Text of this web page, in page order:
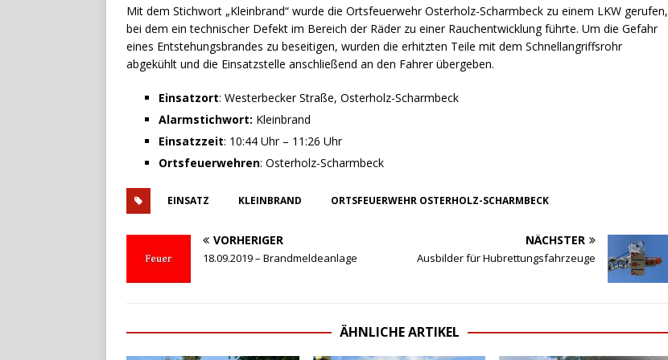
Mit dem Stichwort „Kleinbrand“ wurde die Ortsfeuerwehr Osterholz-Scharmbeck zu einem LKW gerufen,
bei dem ein technischer Defekt im Bereich der Räder zu einer Rauchentwicklung führte. Um die Gefahr
eines Entstehungsbrandes zu beseitigen, wurden die erhitzten Teile mit dem Schnellangriffsrohr
abgekühlt und die Einsatzstelle anschließend an den Fahrer übergeben.
Einsatzort: Westerbecker Straße, Osterholz-Scharmbeck
Alarmstichwort: Kleinbrand
Einsatzzeit: 10:44 Uhr – 11:26 Uhr
Ortsfeuerwehren: Osterholz-Scharmbeck
EINSATZ KLEINBRAND ORTSFEUERWEHR OSTERHOLZ-SCHARMBECK
VORHERIGER
18.09.2019 – Brandmeldeanlage
NÄCHSTER
Ausbilder für Hubrettungsfahrzeuge
ÄHNLICHE ARTIKEL